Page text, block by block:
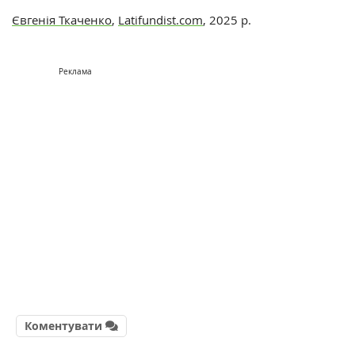
Євгенія Ткаченко, Latifundist.com, 2025 р.
Реклама
Коментувати